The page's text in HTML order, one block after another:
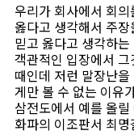
우리가 회사에서 회
옳다고 생각해서 주
믿고 옳다고 생각하
객관적인 입장에서
때인데 저런 말장난
게만 볼 수 없는 이유
삼전도에서 예를 올
화파의 이조판서 최